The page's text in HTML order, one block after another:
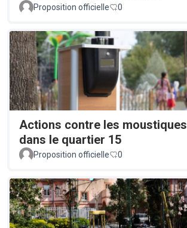
Proposition officielle 0
Actions contre les moustiques
dans le quartier 15
Proposition officielle 0